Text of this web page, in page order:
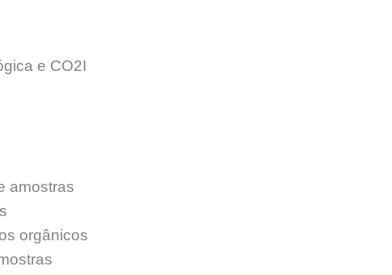
e CO2I
amostras
orgânicos